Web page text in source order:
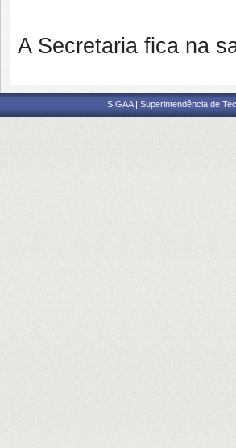
A Secretaria fica na
SIGAA | Superintendência de